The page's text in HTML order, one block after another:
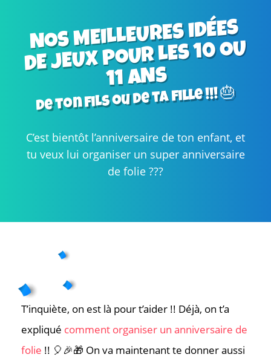
NOS MEILLEURES IDÉES
DE JEUX POUR LES 10 OU
11 ANS
de ton fils ou de ta fille !!! 🎂
C’est bientôt l’anniversaire de ton enfant, et
tu veux lui organiser un super anniversaire
de folie ???
T’inquiète, on est là pour t’aider !! Déjà, on t’a
expliqué comment organiser un anniversaire de
folie !! 🎈🎉🎁 On va maintenant te donner aussi